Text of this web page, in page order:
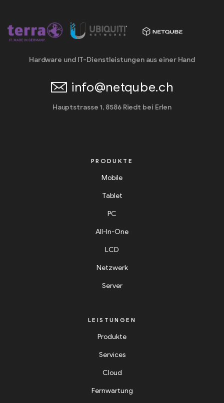
Hardware und IT-Dienstleistungen aus einer Hand
info@netqube.ch
Hauptstrasse 1, 8586 Riedt bei Erlen
PRODUKTE
Mobile
Tablet
PC
All-In-One
LCD
Netzwerk
Server
LEISTUNGEN
Produkte
Services
Cloud
Fernwartung